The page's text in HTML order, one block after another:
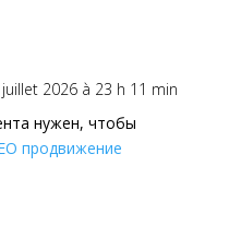
2026 à 23 h 11 min
нужен, чтобы
продвижение